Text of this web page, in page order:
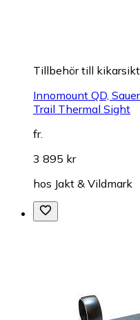
Tillbehör till
Innomount QD,
Trail Thermal Sight
fr.
3 895 kr
hos Jakt & Vildmark